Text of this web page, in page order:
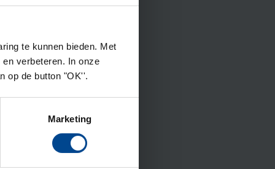
te kunnen bieden. Met
verbeteren. In onze
op de button "OK''.
Marketing